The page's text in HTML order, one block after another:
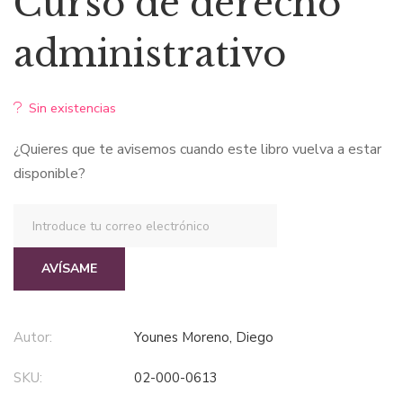
administrativo
Sin existencias
¿Quieres que te avisemos cuando este libro vuelva a estar
disponible?
AVÍSAME
Autor: Younes Moreno, Diego
SKU: 02-000-0613